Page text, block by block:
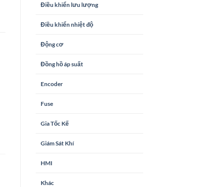
Điều khiển lưu lượng
Điều khiển nhiệt độ
Động cơ
Đồng hồ áp suất
Encoder
Fuse
Gia Tốc Kế
Giám Sát Khí
HMI
Khác